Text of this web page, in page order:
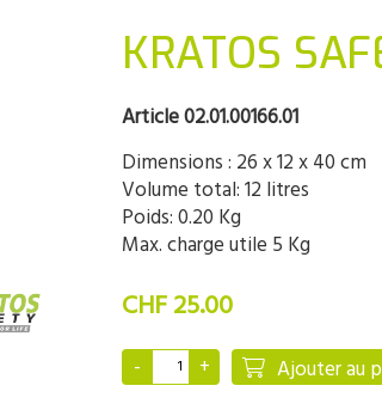
KRATOS
Article 02.01.00166.01
Dimensions : 26 x 12 x 40 cm
Volume total: 12 litres
Poids: 0.20 Kg
Max. charge utile 5 Kg
CHF 25.00
Ajouter au